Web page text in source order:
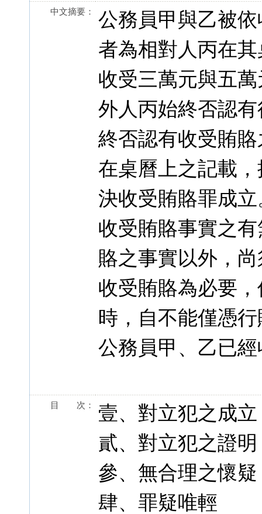
中文摘要：
公務員甲與乙被
者為相對人丙在
收受三萬元與五
外人丙始終否認
終否認有收受賄
在桌曆上之記載
決收受賄賂罪成
收受賄賂事實之
賂之事實以外，
收受賄賂為必要
時，自不能僅憑
公務員甲、乙已
目 次：
壹、對立犯之成立
貳、對立犯之證明
參、無合理之懷疑
肆、罪疑唯輕